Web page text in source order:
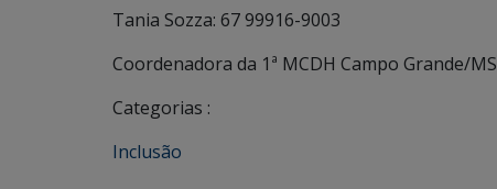
Tania Sozza: 67 99916-9003
Coordenadora da 1ª MCDH Campo Grande/MS
Categorias :
Inclusão